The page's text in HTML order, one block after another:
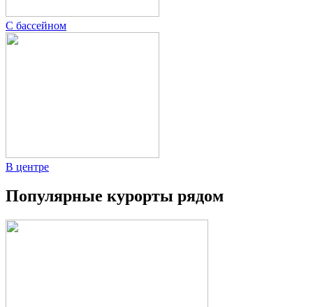
С бассейном
В центре
Популярные курорты рядом